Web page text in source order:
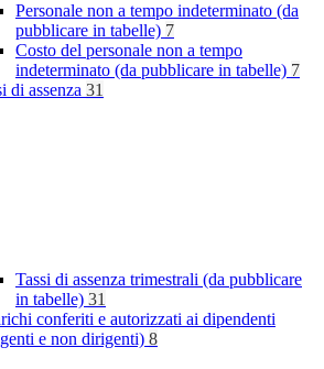
Personale non a tempo indeterminato (da
pubblicare in tabelle) 7
Costo del personale non a tempo
indeterminato (da pubblicare in tabelle) 7
di assenza 31
Tassi di assenza trimestrali (da pubblicare
in tabelle) 31
conferiti e autorizzati ai dipendenti
e non dirigenti) 8